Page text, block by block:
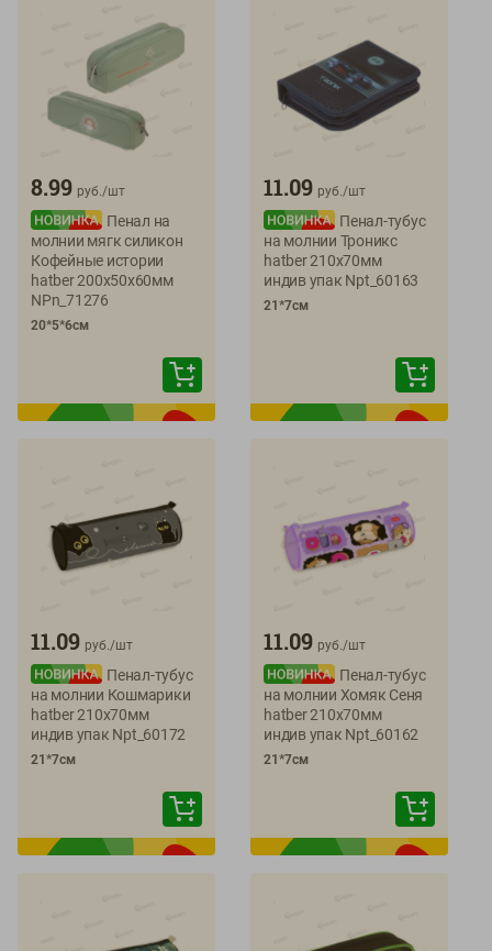
8.99 руб./шт
Пенал на
молнии мягк силикон
Кофейные истории
hatber 200х50х60мм
NPn_71276
20*5*6см
11.09 руб./шт
Пенал-тубус
на молнии Троникс
hatber 210х70мм
индив упак Npt_60163
21*7см
11.09 руб./шт
Пенал-тубус
на молнии Кошмарики
hatber 210х70мм
индив упак Npt_60172
21*7см
11.09 руб./шт
Пенал-тубус
на молнии Хомяк Сеня
hatber 210х70мм
индив упак Npt_60162
21*7см